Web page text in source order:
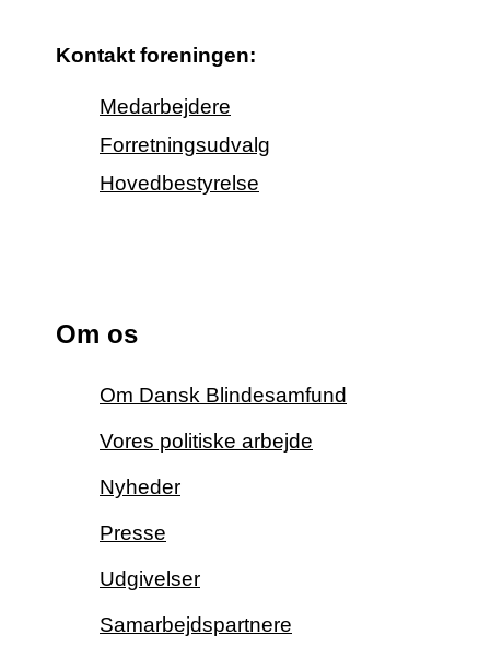
Kontakt foreningen:
Medarbejdere
Forretningsudvalg
Hovedbestyrelse
Om os
Om Dansk Blindesamfund
Vores politiske arbejde
Nyheder
Presse
Udgivelser
Samarbejdspartnere